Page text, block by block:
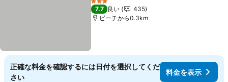
3 ホテルのランク
7.7 良い
435
ビーチから0.3km
正確な料金を確認するには日付を選択してくだ
さい
料金を表示